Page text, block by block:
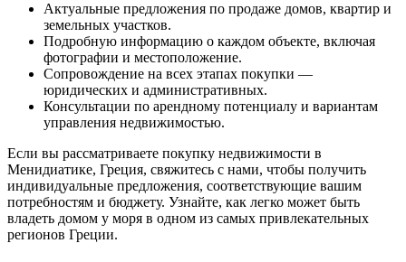
Актуальные предложения по продаже домов, квартир и
земельных участков.
Подробную информацию о каждом объекте, включая
фотографии и местоположение.
Сопровождение на всех этапах покупки —
юридических и административных.
Консультации по арендному потенциалу и вариантам
управления недвижимостью.
Если вы рассматриваете покупку недвижимости в
Менидиатике, Греция, свяжитесь с нами, чтобы получить
индивидуальные предложения, соответствующие вашим
потребностям и бюджету. Узнайте, как легко может быть
владеть домом у моря в одном из самых привлекательных
регионов Греции.